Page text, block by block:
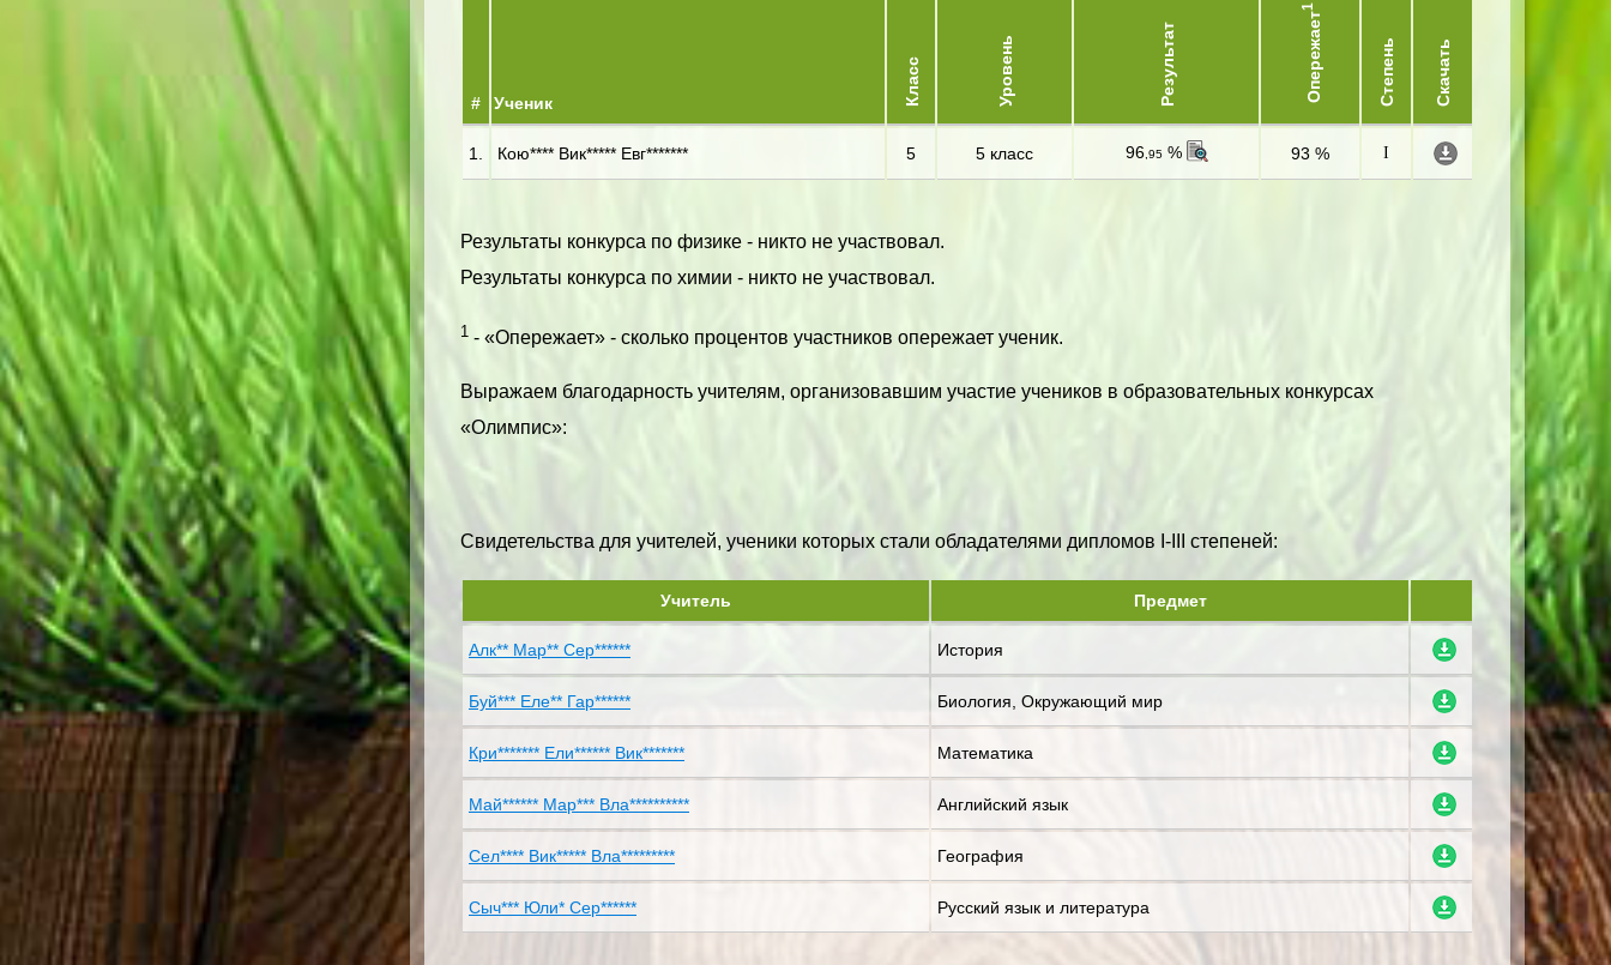
# Ученик Класс Уровень Результат Опережает
1
Степень Скачать
1. Кою**** Вик***** Евг******* 5 5 класс 96,95% 93 % I
Результаты конкурса по физике - никто не участвовал.
Результаты конкурса по химии - никто не участвовал.
1 - «Опережает» - сколько процентов участников опережает ученик.
Выражаем благодарность учителям, организовавшим участие учеников в образовательных конкурсах
«Олимпис»:
Свидетельства для учителей, ученики которых стали обладателями дипломов I-III степеней:
Учитель Предмет
Алк** Мар** Сер****** История
Буй*** Еле** Гар****** Биология, Окружающий мир
Кри******* Ели****** Вик******* Математика
Май****** Мар*** Вла********** Английский язык
Сел**** Вик***** Вла********* География
Сыч*** Юли* Сер****** Русский язык и литература